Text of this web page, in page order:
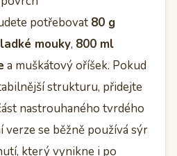
potřebovat 80 g
mouky, 800 ml
a muškátový oříšek. Pokud
strukturu, přidejte
nastrouhaného tvrdého
verze se běžně používá sýr
který vynikne i po